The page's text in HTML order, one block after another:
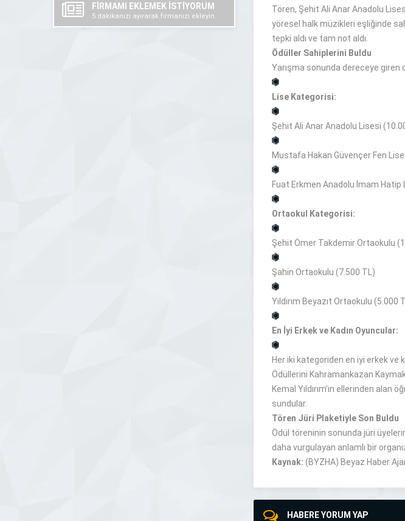
FİRMAMI EKLEMEK İSTİYORUM
5 dakikanızı ayırarak firmanızı ekleyin..
Tören, Şehit Ali Anar Anadolu
yöresel halk müzikleri eşliğinde
tepki aldı ve tam not aldı.
Ödüller Sahiplerini Buldu
Yarışma sonunda dereceye giren
Lise Kategorisi:
Şehit Ali Anar Anadolu Lisesi
Mustafa Hakan Güvençer Fen
Fuat Erkmen Anadolu İmam Hatip
Ortaokul Kategorisi:
Şehit Ömer Takdemir Ortaokulu
Şahin Ortaokulu (7.500 TL)
Yıldırım Beyazıt Ortaokulu (5.000
En İyi Erkek ve Kadın Oyuncular:
Her iki kategoriden en iyi erkek ve
Ödüllerini Kahramankazan
Kemal Yıldırım’ın ellerinden
sundular.
Tören Jüri Plaketiyle Son Buldu
Ödül töreninin sonunda jüri
daha vurgulayan anlamlı bir
Kaynak: (BYZHA) Beyaz Haber
HABERE YORUM YAP